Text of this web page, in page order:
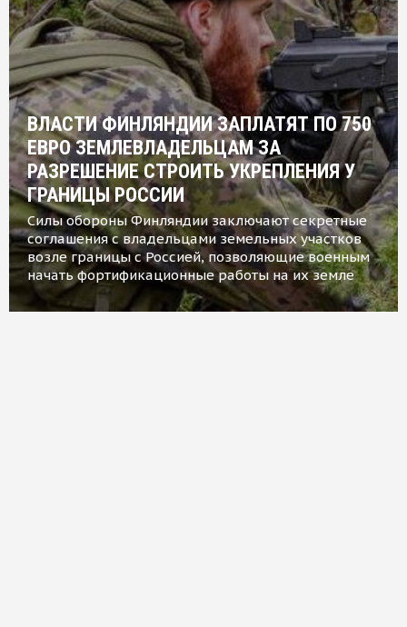
ВЛАСТИ ФИНЛЯНДИИ ЗАПЛАТЯТ ПО 750
ЕВРО ЗЕМЛЕВЛАДЕЛЬЦАМ ЗА
РАЗРЕШЕНИЕ СТРОИТЬ УКРЕПЛЕНИЯ У
ГРАНИЦЫ РОССИИ
Силы обороны Финляндии заключают секретные
соглашения с владельцами земельных участков
возле границы с Россией, позволяющие военным
начать фортификационные работы на их земле